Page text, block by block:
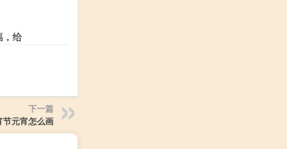
，给
下一篇
节元宵怎么画